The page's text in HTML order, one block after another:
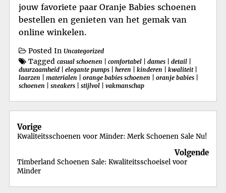
jouw favoriete paar Oranje Babies schoenen
bestellen en genieten van het gemak van
online winkelen.
Posted In Uncategorized
Tagged casual schoenen comfortabel dames detail
duurzaamheid
elegante pumps heren kinderen kwaliteit|
laarzen
materialen orange babies schoenen oranje babies
schoenen
sneakers stijlvol vakmanschap
Berichtnavigatie
Vorige
Kwaliteitsschoenen voor Minder: Merk Schoenen Sale Nu!
Volgende
Timberland Schoenen Sale: Kwaliteitsschoeisel voor
Minder